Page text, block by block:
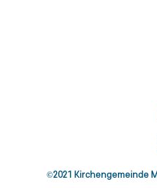
일 주일 예배
일 주일 예배
©2021 Kirchengemeinde